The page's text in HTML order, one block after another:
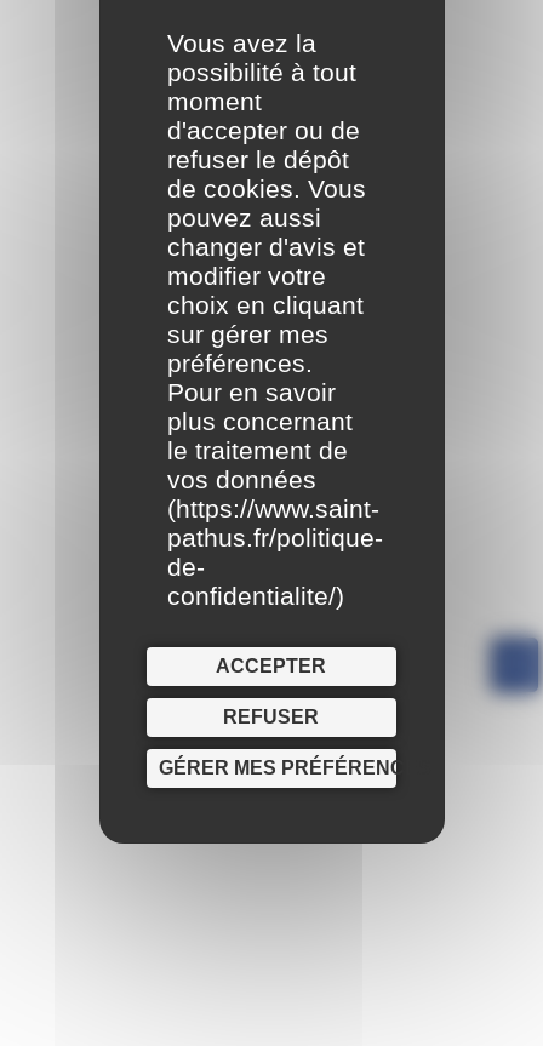
Vous avez la
possibilité à tout
moment
d'accepter ou de
refuser le dépôt
de cookies. Vous
pouvez aussi
changer d'avis et
modifier votre
choix en cliquant
sur gérer mes
préférences.
Pour en savoir
plus concernant
le traitement de
vos données
(https://www.saint-
pathus.fr/politique-
de-
confidentialite/)
ACCEPTER
REFUSER
GÉRER MES PRÉFÉRENCES